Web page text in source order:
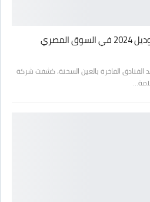
الفاخرة بالعين السخنة، كشفت شركة